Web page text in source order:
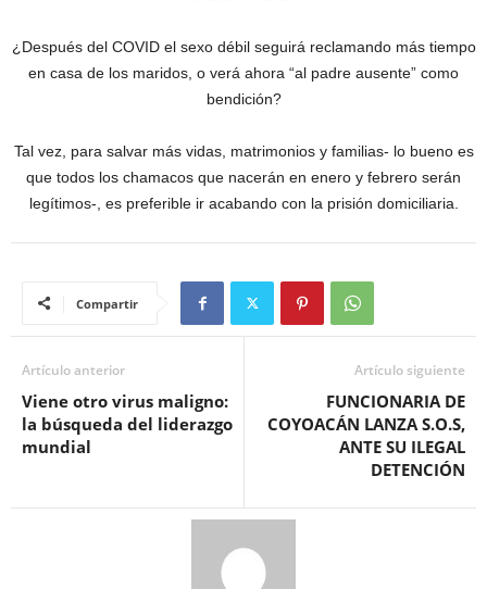
¿Después del COVID el sexo débil seguirá reclamando más tiempo
en casa de los maridos, o verá ahora “al padre ausente” como
bendición?
Tal vez, para salvar más vidas, matrimonios y familias- lo bueno es
que todos los chamacos que nacerán en enero y febrero serán
legítimos-, es preferible ir acabando con la prisión domiciliaria.
Compartir
Artículo anterior
Viene otro virus maligno:
la búsqueda del liderazgo
mundial
Artículo siguiente
FUNCIONARIA DE
COYOACÁN LANZA S.O.S,
ANTE SU ILEGAL
DETENCIÓN